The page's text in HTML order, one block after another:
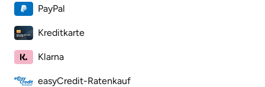
PayPal
Kreditkarte
Klarna
easyCredit-Ratenkauf
Neckarsulm
Nesselwang